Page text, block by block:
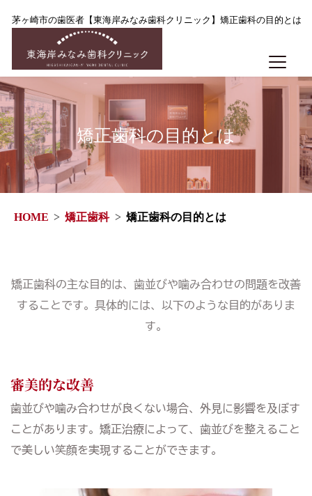
茅ヶ崎市の歯医者【東海岸みなみ歯科クリニック】矯正歯科の目的とは
矯正歯科の目的とは
HOME 矯正歯科 矯正歯科の目的とは
矯正歯科の主な目的は、歯並びや噛み合わせの問題を改善
することです。具体的には、以下のような目的がありま
す。
審美的な改善
歯並びや噛み合わせが良くない場合、外見に影響を及ぼす
ことがあります。矯正治療によって、歯並びを整えること
で美しい笑顔を実現することができます。